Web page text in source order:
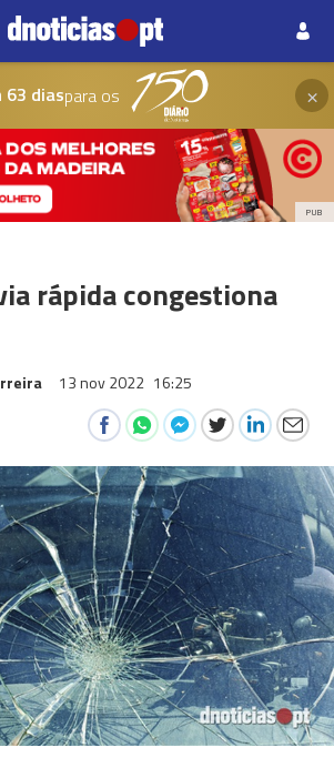
63 diaspara os ×
PUB
rápida congestiona
13 nov 2022 16:25